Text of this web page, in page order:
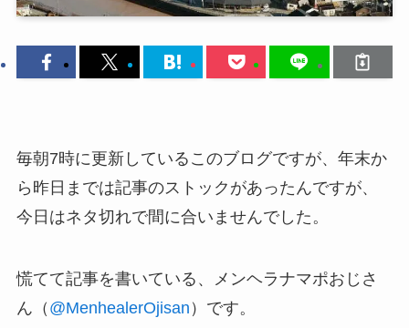
毎朝7時に更新しているこのブログですが、年末か
ら昨日までは記事のストックがあったんですが、
今日はネタ切れで間に合いませんでした。
慌てて記事を書いている、メンヘラナマポおじさ
ん（ @MenhealerOjisan ）です。